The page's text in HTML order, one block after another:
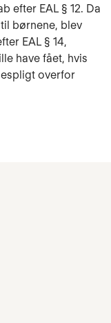
efter EAL § 12. Da
børnene, blev
EAL § 14,
have fået, hvis
overfor